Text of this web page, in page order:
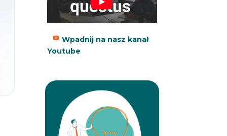
Wpadnij na nasz kanał
Youtube